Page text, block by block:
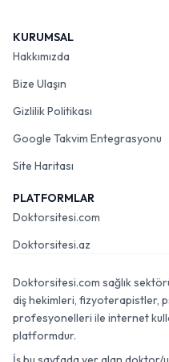
KURUMSAL
Hakkımızda
Bize Ulaşın
Gizlilik Politikası
Google Takvim Entegrasyonu
Site Haritası
PLATFORMLAR
Doktorsitesi.com
Doktorsitesi.az
Doktorsitesi.com sağlık
diş hekimleri, fizyoterapistler,
profesyonelleri ile internet
platformdur.